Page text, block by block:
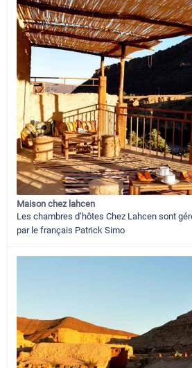
Maison chez lahcen
Les chambres d’hôtes Chez Lahcen sont
par le français Patrick Simo